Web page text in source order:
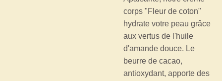
corps "Fleur de coton"
hydrate votre peau grâce
aux vertus de l'huile
d'amande douce. Le
beurre de cacao,
antioxydant, apporte des